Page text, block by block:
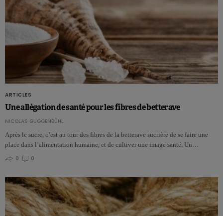
ARTICLES
Une allégation de santé pour les fibres de betterave
NICOLAS GUGGENBÜHL
Après le sucre, c’est au tour des fibres de la betterave sucrière de se faire une
place dans l’alimentation humaine, et de cultiver une image santé. Un…
0
0